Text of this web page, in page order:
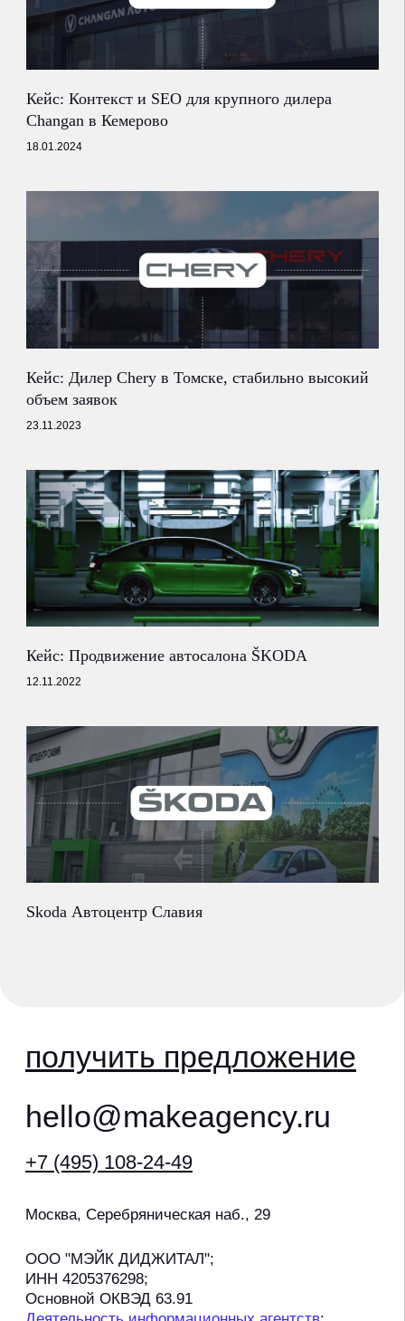
Кейс: Контекст и SEO для крупного дилера
Changan в Кемерово
18.01.2024
Кейс: Дилер Chery в Томске, стабильно высокий
объем заявок
23.11.2023
Кейс: Продвижение автосалона ŠKODA
12.11.2022
Skoda Автоцентр Славия
услуги и цены
по:
контакты
согласие на обработку персональных данных
политика конфиденциальности
отзывы